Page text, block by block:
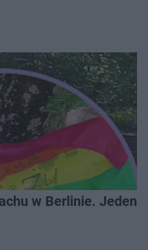
w Berlinie. Jeden